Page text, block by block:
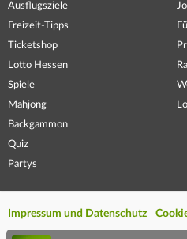
Ausflugsziele
Freizeit-Tipps
Ticketshop
Lotto Hessen
Spiele
Mahjong
Backgammon
Quiz
Partys
Impressum und Datenschutz